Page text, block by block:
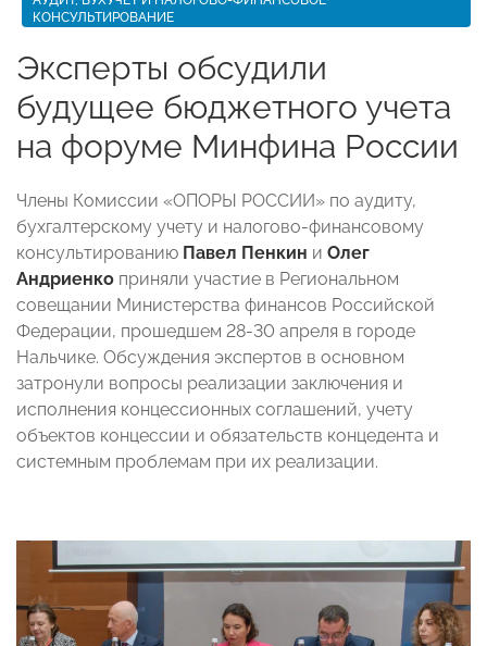
КОНСУЛЬТИРОВАНИЕ
Эксперты обсудили
будущее бюджетного учета
на форуме Минфина России
Члены Комиссии «ОПОРЫ РОССИИ» по аудиту,
бухгалтерскому учету и налогово-финансовому
консультированию Павел Пенкин и Олег
Андриенко приняли участие в Региональном
совещании Министерства финансов Российской
Федерации, прошедшем 28-30 апреля в городе
Нальчике. Обсуждения экспертов в основном
затронули вопросы реализации заключения и
исполнения концессионных соглашений, учету
объектов концессии и обязательств концедента и
системным проблемам при их реализации.